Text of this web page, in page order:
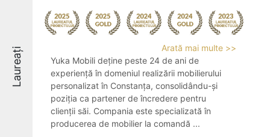
Laureați
Arată mai multe >>
Yuka Mobili deține peste 24 de ani de
experiență în domeniul realizării mobilierului
personalizat în Constanța, consolidându-și
poziția ca partener de încredere pentru
clienții săi. Compania este specializată în
producerea de mobilier la comandă ...